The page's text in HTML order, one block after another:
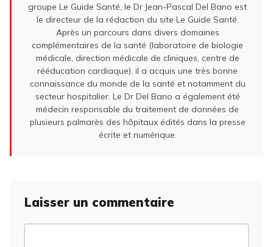
groupe Le Guide Santé, le Dr Jean-Pascal Del Bano est
le directeur de la rédaction du site Le Guide Santé.
Après un parcours dans divers domaines
complémentaires de la santé (laboratoire de biologie
médicale, direction médicale de cliniques, centre de
rééducation cardiaque), il a acquis une très bonne
connaissance du monde de la santé et notamment du
secteur hospitalier. Le Dr Del Bano a également été
médecin responsable du traitement de données de
plusieurs palmarès des hôpitaux édités dans la presse
écrite et numérique.
Laisser un commentaire